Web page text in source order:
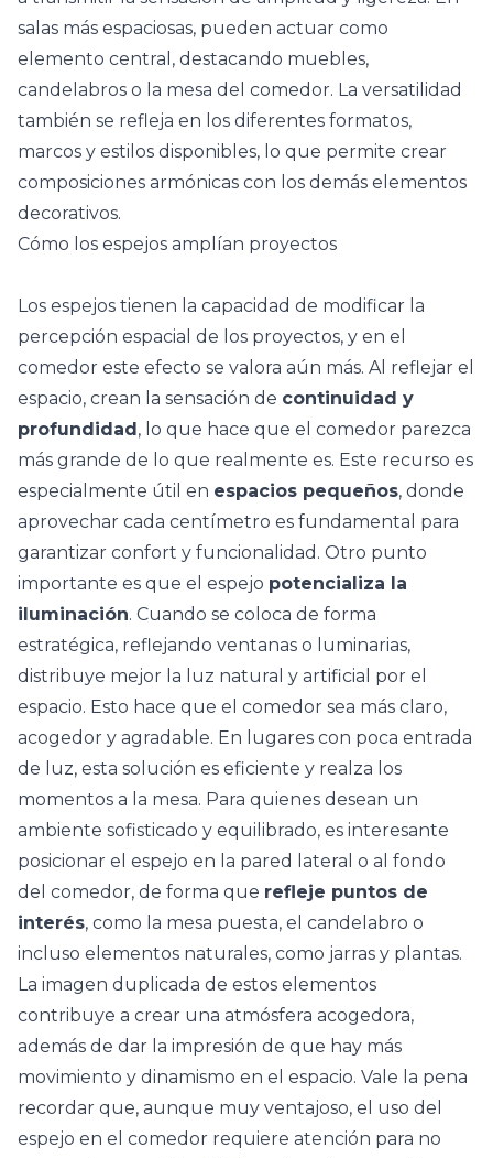
salas más espaciosas, pueden actuar como
elemento central, destacando muebles,
candelabros o la mesa del comedor. La versatilidad
también se refleja en los diferentes formatos,
marcos y estilos disponibles, lo que permite crear
composiciones armónicas con los demás elementos
decorativos.
Cómo los espejos amplían proyectos
Los espejos tienen la capacidad de modificar la
percepción espacial de los proyectos, y en el
comedor este efecto se valora aún más. Al reflejar el
espacio, crean la sensación de continuidad y
profundidad, lo que hace que el comedor parezca
más grande de lo que realmente es. Este recurso es
especialmente útil en espacios pequeños, donde
aprovechar cada centímetro es fundamental para
garantizar confort y funcionalidad. Otro punto
importante es que el espejo potencializa la
iluminación. Cuando se coloca de forma
estratégica, reflejando ventanas o luminarias,
distribuye mejor la luz natural y artificial por el
espacio. Esto hace que el comedor sea más claro,
acogedor y agradable. En lugares con poca entrada
de luz, esta solución es eficiente y realza los
momentos a la mesa. Para quienes desean un
ambiente sofisticado y equilibrado, es interesante
posicionar el espejo en la pared lateral o al fondo
del comedor, de forma que refleje puntos de
interés, como la mesa puesta, el candelabro o
incluso elementos naturales, como jarras y plantas.
La imagen duplicada de estos elementos
contribuye a crear una atmósfera acogedora,
además de dar la impresión de que hay más
movimiento y dinamismo en el espacio. Vale la pena
recordar que, aunque muy ventajoso, el uso del
espejo en el comedor requiere atención para no